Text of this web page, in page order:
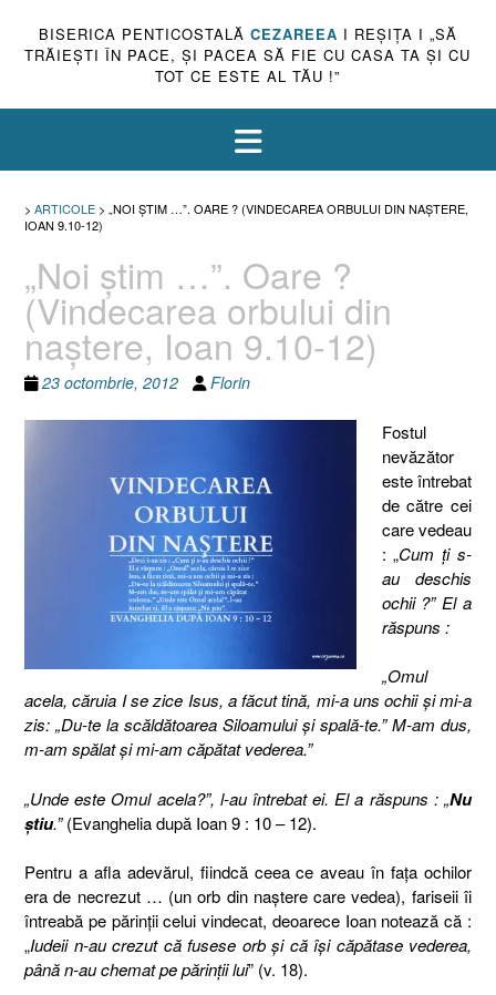
BISERICA PENTICOSTALĂ CEZAREEA I REŞIŢA I „SĂ
TRĂIEŞTI ÎN PACE, ŞI PACEA SĂ FIE CU CASA TA ŞI CU
TOT CE ESTE AL TĂU !”
> ARTICOLE > „NOI ŞTIM …”. OARE ? (VINDECAREA ORBULUI DIN NAŞTERE,
IOAN 9.10-12)
„Noi ştim …”. Oare ?
(Vindecarea orbului din
naştere, Ioan 9.10-12)
23 octombrie, 2012 Florin
Fostul
nevăzător
este întrebat
de către cei
care vedeau
: „Cum ţi s-
au deschis
ochii ?” El a
răspuns :
„Omul
acela, căruia I se zice Isus, a făcut tină, mi-a uns ochii şi mi-a
zis: „Du-te la scăldătoarea Siloamului şi spală-te.” M-am dus,
m-am spălat şi mi-am căpătat vederea.”
„Unde este Omul acela?”, l-au întrebat ei. El a răspuns : „Nu
ştiu.”(Evanghelia după Ioan 9 : 10 – 12).
Pentru a afla adevărul, fiindcă ceea ce aveau în faţa ochilor
era de necrezut … (un orb din naştere care vedea), fariseii îi
întreabă pe părinţii celui vindecat, deoarece Ioan notează că :
„Iudeii n-au crezut că fusese orb şi că îşi căpătase vederea,
până n-au chemat pe părinţii lui” (v. 18).